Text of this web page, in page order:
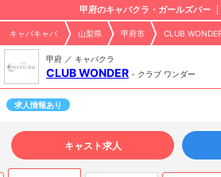
甲府のキャバクラ・ガールズバー
キャバキャバ 山梨県 甲府市 CLUB
甲府 ／ キャバクラ
CLUB WONDER - クラブ ワンダー
求人情報あり
キャスト求人